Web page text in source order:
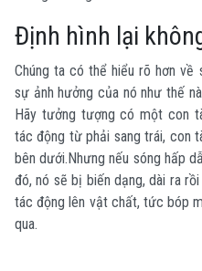
Định hình lại
Chúng ta có thể hiểu rõ hơn
sự ảnh hưởng của nó như thế
Hãy tưởng tượng có một con
tác động từ phải sang trái, con
bên dưới.Nhưng nếu sóng hấp
đó, nó sẽ bị biến dạng, dài ra
tác động lên vật chất, tức bóp
qua.